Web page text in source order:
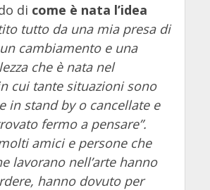
di come è nata l’idea
tutto da una mia presa di
cambiamento e una
che è nata nel
cui tante situazioni sono
in stand by o cancellate e
fermo a pensare”.
amici e persone che
lavorano nell’arte hanno
hanno dovuto per